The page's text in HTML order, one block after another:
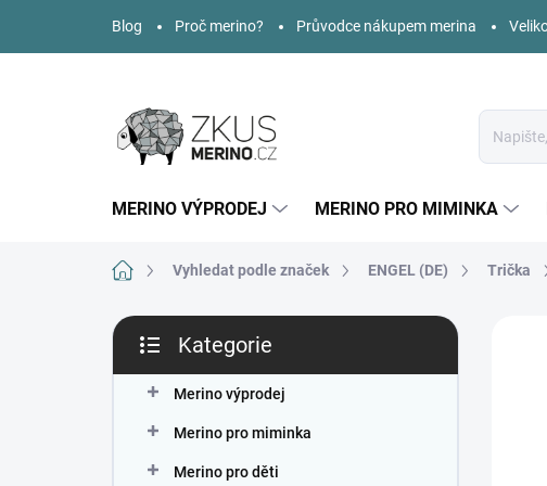
obsah
Blog Proč merino? Průvodce nákupem merina
MERINO VÝPRODEJ MERINO PRO MIMINKA
Domů Vyhledat podle značek ENGEL (DE) Trička
P
s
kategorie
Kategorie
Merino výprodej
Merino pro miminka
Merino pro děti